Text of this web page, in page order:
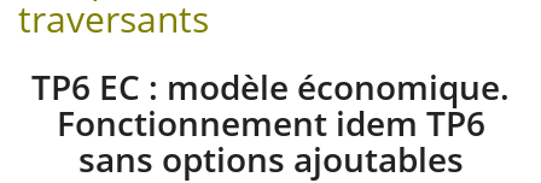
traversants
TP6 EC : modèle économique.
Fonctionnement idem TP6
sans options ajoutables